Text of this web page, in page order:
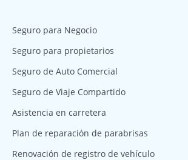
Seguro para Negocio
Seguro para propietarios
Seguro de Auto Comercial
Seguro de Viaje Compartido
Asistencia en carretera
Plan de reparación de parabrisas
Renovación de registro de vehículo